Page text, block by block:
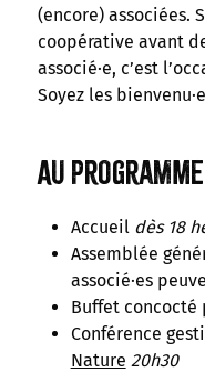
(encore) associées.
coopérative avant
associé·e, c’est
Soyez les
Au programme
Accueil dès 18
Assemblée
associé·es
Buffet concocté
Conférence
Nature 20h30